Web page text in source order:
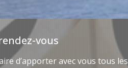
vous
d’apporter avec vous tous les